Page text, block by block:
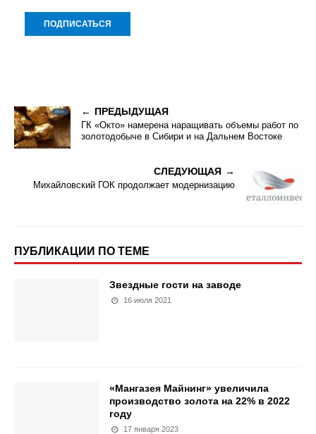
ПРЕДЫДУЩАЯ
ГК «Окто» намерена наращивать объемы работ по
золотодобыче в Сибири и на Дальнем Востоке
СЛЕДУЮЩАЯ
Михайловский ГОК продолжает модернизацию
ПУБЛИКАЦИИ ПО ТЕМЕ
Звездные гости на заводе
16 июля 2021
«Мангазея Майнинг» увеличила
производство золота на 22% в 2022
году
17 января 2023